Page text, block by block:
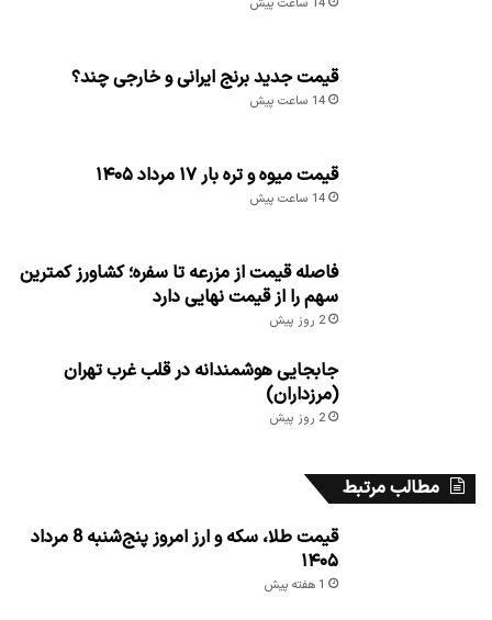
14 ساعت پیش
قیمت جدید برنج ایرانی و خارجی چند؟
14 ساعت پیش
قیمت میوه و تره بار ۱۷ مرداد ۱۴۰۵
14 ساعت پیش
فاصله قیمت از مزرعه تا سفره؛ کشاورز کمترین
سهم را از قیمت نهایی دارد
2 روز پیش
جابجایی هوشمندانه در قلب غرب تهران
(مرزداران)
2 روز پیش
مطالب مرتبط
قیمت طلا، سکه و ارز امروز پنج‌شنبه 8 مرداد
۱۴۰۵
1 هفته پیش